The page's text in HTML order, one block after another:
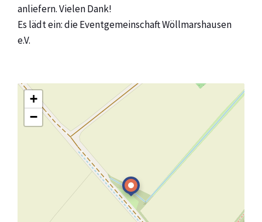
anliefern. Vielen Dank!
Es lädt ein: die Eventgemeinschaft Wöllmarshausen
e.V.
+
−